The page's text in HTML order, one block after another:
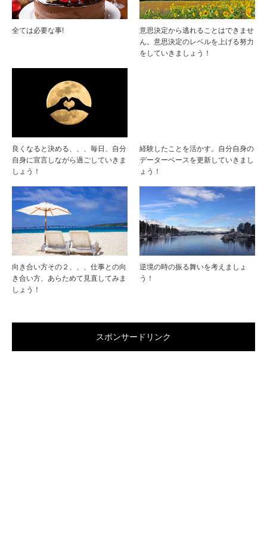
全ては必要な事!
意思決定から逃れることはできませ
ん。意思決定のレベルを上げる努力
をしていきましょう！
良くなると決める、、、毎日、自分
自身に宣言しながら過ごしていきま
しょう！
経験したことを活かす。自分自身の
データーベースを更新していきまし
ょう！
向き合い方その２、、、仕事との向
き合い方、あらためて見直してみま
しょう！
逆境の時の振る舞いを考えましょ
う！
スポンサードリンク